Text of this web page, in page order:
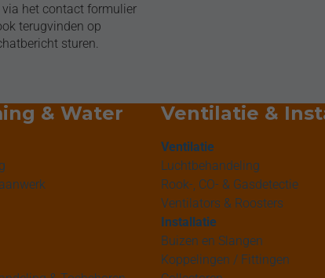
het contact formulier
terugvinden op
sturen.
& Water Ventilatie &
Ventilatie
Luchtbehandeling
Rook-, CO- & Gasdetectie
Ventilators & Roosters
Installatie
Buizen en Slangen
Koppelingen / Fittingen